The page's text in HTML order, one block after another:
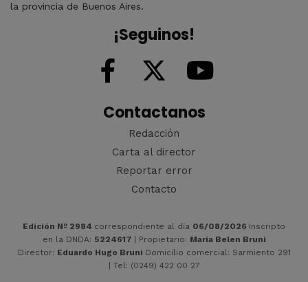
la provincia de Buenos Aires.
¡Seguinos!
Contactanos
Redacción
Carta al director
Reportar error
Contacto
Edición Nº 2984 correspondiente al día 06/08/2026 Inscripto
en la DNDA: 5224617 | Propietario: María Belen Bruni
Director: Eduardo Hugo Bruni Domicilio comercial: Sarmiento 291
| Tel: (0249) 422 00 27